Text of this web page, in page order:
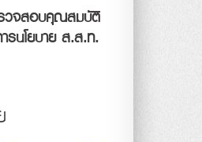
วจสอบคุณสมบัติ
นโยบาย ส.ส.ท.